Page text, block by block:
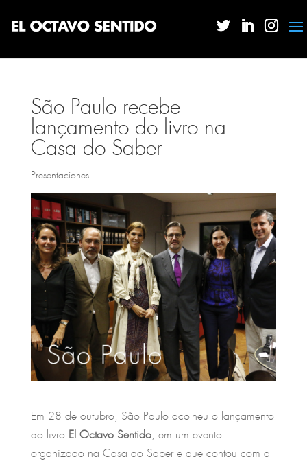
São Paulo recebe
lançamento do livro na
Casa do Saber
Presentaciones
Em 28 de outubro, São Paulo acolheu o lançamento
do livro El Octavo Sentido, em um evento
organizado na Casa do Saber e que contou com a